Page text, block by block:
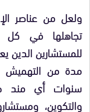
ولعل من عناصر
تجاهلها في كل
للمستشارين الدين
مدة من التهميش
سنوات أي مند
والتكوين،